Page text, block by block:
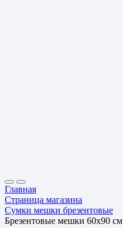
Главная
Страница магазина
Сумки мешки брезентовые
Брезентовые мешки 60х90 см